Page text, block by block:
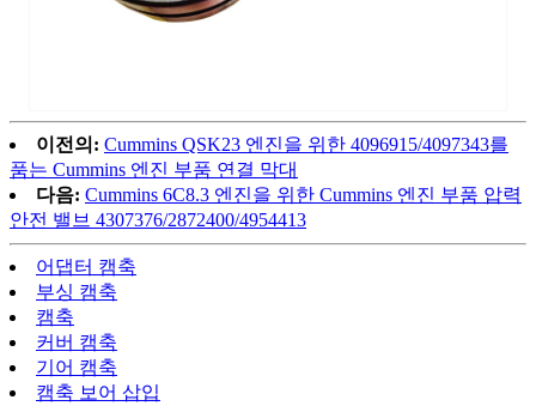
이전의: Cummins QSK23 엔진을 위한 4096915/4097343를
품는 Cummins 엔진 부품 연결 막대
다음: Cummins 6C8.3 엔진을 위한 Cummins 엔진 부품 압력
안전 밸브 4307376/2872400/4954413
어댑터 캠축
부싱 캠축
캠축
커버 캠축
기어 캠축
캠축 보어 삽입